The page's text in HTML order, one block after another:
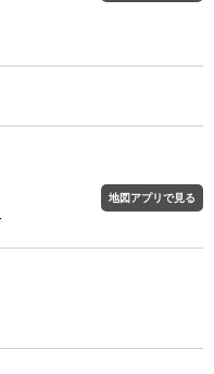
地図アプリで見る